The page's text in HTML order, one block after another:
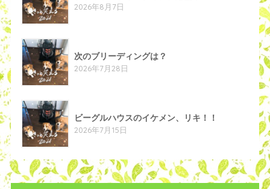
2026年8月7日
次のブリーディングは？
2026年7月28日
ビーグルハウスのイケメン、リキ！！
2026年7月15日